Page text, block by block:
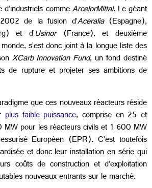
d’industriels commeArcelorMittal. Le géant
de la fusion d’Aceralia(Espagne),
et d’Usinor(France), et deuxième
s’est donc joint à la longue liste des
XCarb Innovation Fund, un fond destiné
de rupture et projeter ses ambitions de
que ces nouveaux réacteurs réside
plus faible puissance, comprise en 25 et
pour les réacteurs civils et 1 600 MW
Européen (EPR). C’est toutefois
et donc leur installation en série qui
coûts de construction et d’exploitation
nouveaux entrants sur le marché.